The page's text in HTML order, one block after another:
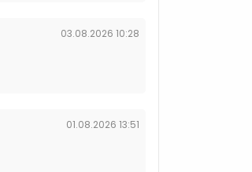
03.08.2026 10:28
01.08.2026 13:51